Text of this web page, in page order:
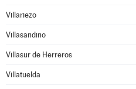
Villariezo
Villasandino
Villasur de Herreros
Villatuelda